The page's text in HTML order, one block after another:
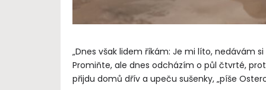
„Dnes však lidem říkám: Je mi líto, nedávám
Promiňte, ale dnes odcházím o půl čtvrté,
přijdu domů dřív a upeču sušenky, „píše